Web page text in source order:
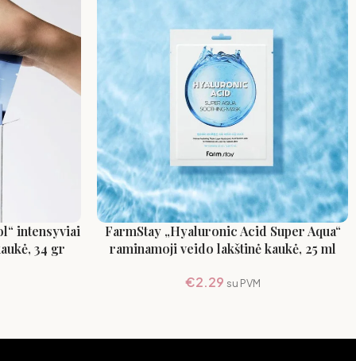
intensyviai
34 gr
FarmStay „Hyaluronic Acid Super Aqua“
raminamoji veido lakštinė kaukė, 25 ml
€2.29 su PVM